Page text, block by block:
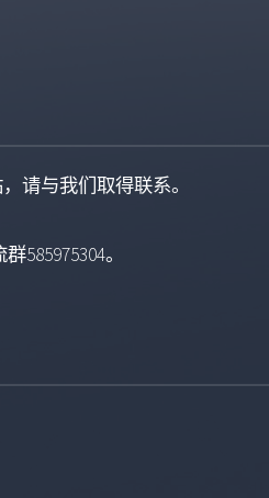
请与我们取得联系。
585975304。